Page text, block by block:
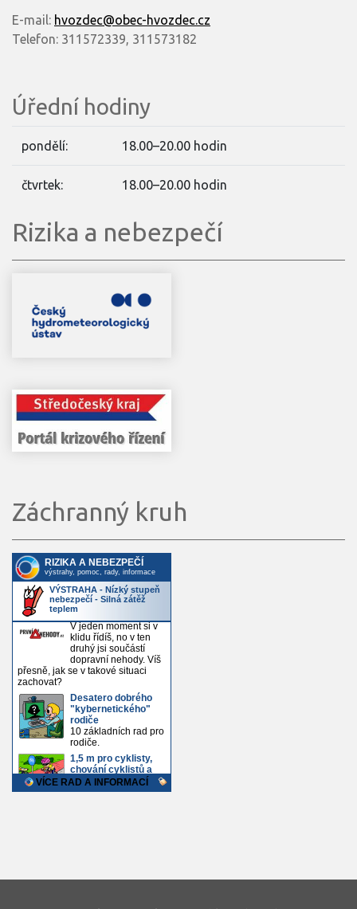
E-mail: hvozdec@obec-hvozdec.cz
Telefon: 311572339, 311573182
Úřední hodiny
pondělí: 18.00–20.00 hodin
čtvrtek: 18.00–20.00 hodin
Rizika a nebezpečí
Záchranný kruh